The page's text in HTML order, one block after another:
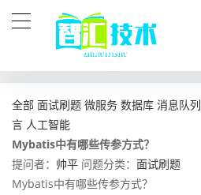
全部 面试刷题 微服务 数据库 消息队列
言 人工智能
Mybatis中有哪些传参方式？
提问者： 帅平 问题分类： 面试刷题
Mybatis中有哪些传参方式？